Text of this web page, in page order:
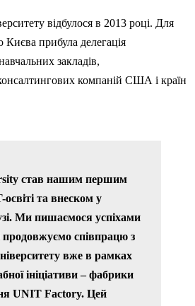
відбулося в 2013 році. Для
Києва прибула делегація
закладів,
компаній США і країн
став нашим першим
та внеском у
Ми пишаємося успіхами
продовжуємо співпрацю з
вже в рамках
ініціативи – фабрики
UNIT Factory. Цей